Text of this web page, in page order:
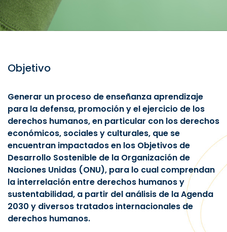
Objetivo
Generar un proceso de enseñanza aprendizaje
para la defensa, promoción y el ejercicio de los
derechos humanos, en particular con los derechos
económicos, sociales y culturales, que se
encuentran impactados en los Objetivos de
Desarrollo Sostenible de la Organización de
Naciones Unidas (ONU), para lo cual comprendan
la interrelación entre derechos humanos y
sustentabilidad, a partir del análisis de la Agenda
2030 y diversos tratados internacionales de
derechos humanos.